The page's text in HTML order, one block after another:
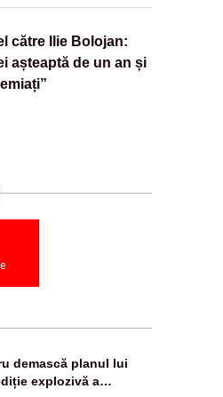
către Ilie Bolojan:
așteaptă de un an și
demască planul lui
explozivă a